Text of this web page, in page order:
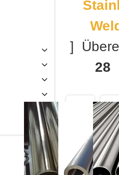
]
28